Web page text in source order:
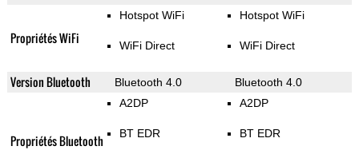
Propriétés WiFi
Hotspot WiFi
WiFi Direct
Hotspot WiFi
WiFi Direct
Version Bluetooth Bluetooth 4.0 Bluetooth 4.0
Propriétés Bluetooth
A2DP
BT EDR
A2DP
BT EDR